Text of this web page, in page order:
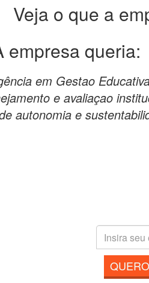
Veja o que a
empresa queria:
em Gestao
e avaliaçao
autonomia e